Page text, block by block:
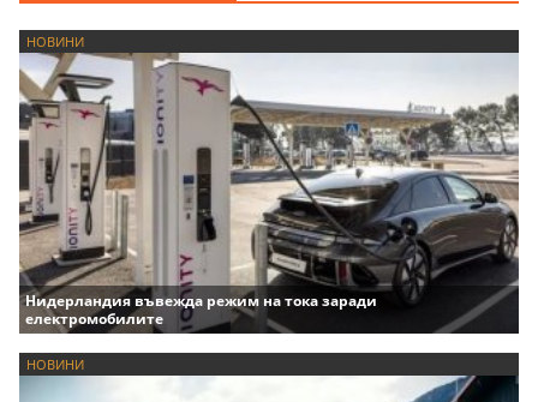
НОВИНИ
Нидерландия въвежда режим на тока заради
електромобилите
НОВИНИ